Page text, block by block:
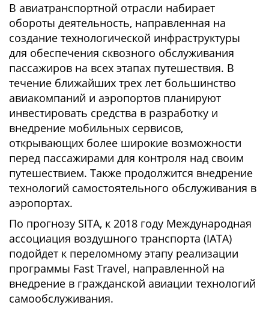
В авиатранспортной отрасли набирает
обороты деятельность, направленная на
создание технологической инфраструктуры
для обеспечения сквозного обслуживания
пассажиров на всех этапах путешествия. В
течение ближайших трех лет большинство
авиакомпаний и аэропортов планируют
инвестировать средства в разработку и
внедрение мобильных сервисов,
открывающих более широкие возможности
перед пассажирами для контроля над своим
путешествием. Также продолжится внедрение
технологий самостоятельного обслуживания в
аэропортах.
По прогнозу SITA, к 2018 году Международная
ассоциация воздушного транспорта (IATA)
подойдет к переломному этапу реализации
программы Fast Travel, направленной на
внедрение в гражданской авиации технологий
самообслуживания.